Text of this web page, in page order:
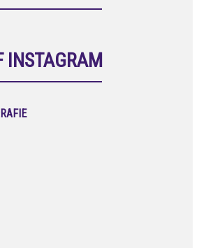
INSTAGRAM